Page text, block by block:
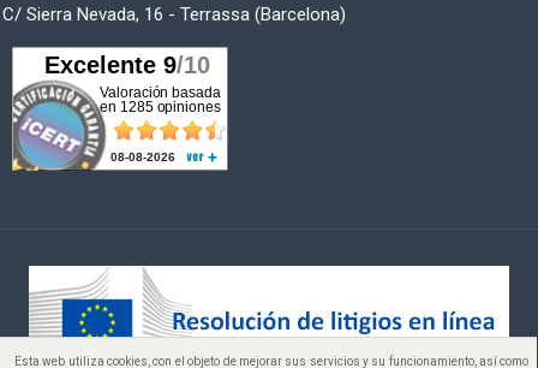
C/ Sierra Nevada, 16 - Terrassa (Barcelona)
Esta web utiliza cookies, con el objeto de mejorar sus servicios y su funcionamiento, así como